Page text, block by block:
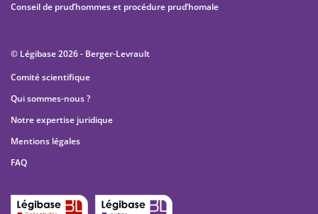
Conseil de prud’hommes et procédure prud’homale
© Légibase 2026 - Berger-Levrault
Comité scientifique
Qui sommes-nous ?
Notre expertise juridique
Mentions légales
FAQ